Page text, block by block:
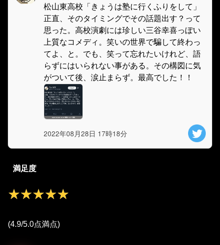
松山東高校「きょうは塾に行くふりをして」
正直、そのタイミングでその話題出す？って
思った。高校演劇には珍しい三谷幸喜っぽい
上質なコメディ。笑いの世界で騙して終わっ
てよ、と。でも、笑って忘れたいけれど、語
らずにはいられない事がある。その構図に気
がついて後、涙止まらず。最高でした！！
2022年08月28日 17時18分
満足度
★★★★★
★★★★★
(4.9/5.0点満点)